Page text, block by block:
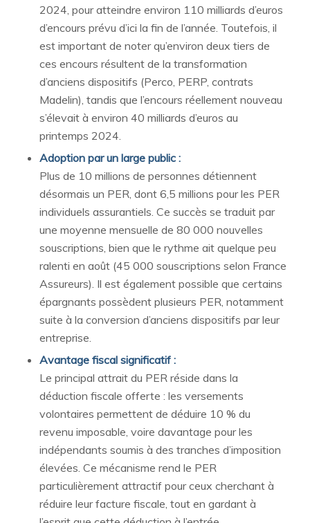
2024, pour atteindre environ 110 milliards d’euros
d’encours prévu d’ici la fin de l’année. Toutefois, il
est important de noter qu’environ deux tiers de
ces encours résultent de la transformation
d’anciens dispositifs (Perco, PERP, contrats
Madelin), tandis que l’encours réellement nouveau
s’élevait à environ 40 milliards d’euros au
printemps 2024.
Adoption par un large public :
Plus de 10 millions de personnes détiennent
désormais un PER, dont 6,5 millions pour les PER
individuels assurantiels. Ce succès se traduit par
une moyenne mensuelle de 80 000 nouvelles
souscriptions, bien que le rythme ait quelque peu
ralenti en août (45 000 souscriptions selon France
Assureurs). Il est également possible que certains
épargnants possèdent plusieurs PER, notamment
suite à la conversion d’anciens dispositifs par leur
entreprise.
Avantage fiscal significatif :
Le principal attrait du PER réside dans la
déduction fiscale offerte : les versements
volontaires permettent de déduire 10 % du
revenu imposable, voire davantage pour les
indépendants soumis à des tranches d’imposition
élevées. Ce mécanisme rend le PER
particulièrement attractif pour ceux cherchant à
réduire leur facture fiscale, tout en gardant à